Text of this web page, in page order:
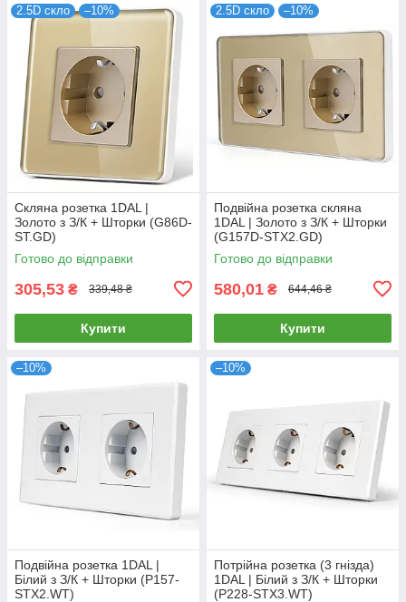
2.5D скло –10%
Скляна розетка 1DAL |
Золото з З/К + Шторки (G86D-
ST.GD)
Готово до відправки
305,53 ₴ 339,48 ₴
Купити
2.5D скло –10%
Подвійна розетка скляна
1DAL | Золото з З/К + Шторки
(G157D-STX2.GD)
Готово до відправки
580,01 ₴ 644,46 ₴
Купити
–10%
Подвійна розетка 1DAL |
Білий з З/К + Шторки (P157-
STX2.WT)
–10%
Потрійна розетка (3 гнізда)
1DAL | Білий з З/К + Шторки
(P228-STX3.WT)